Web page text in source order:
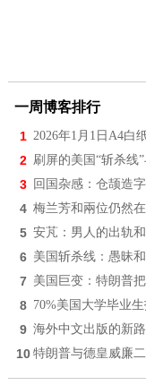
一周博客排行
1 2026年1月1日A4白
2 刷屏的美国“斩杀线
3 回国杂感：仓颉造
4 梅兰芳和兩位仍然
5 安芃：男人的出轨
6 美国斩杀线：愚昧
7 美国巨变：特朗普
8 70%美国大学毕业
9 海外中文出版的新路
10 特朗普与德皇威廉